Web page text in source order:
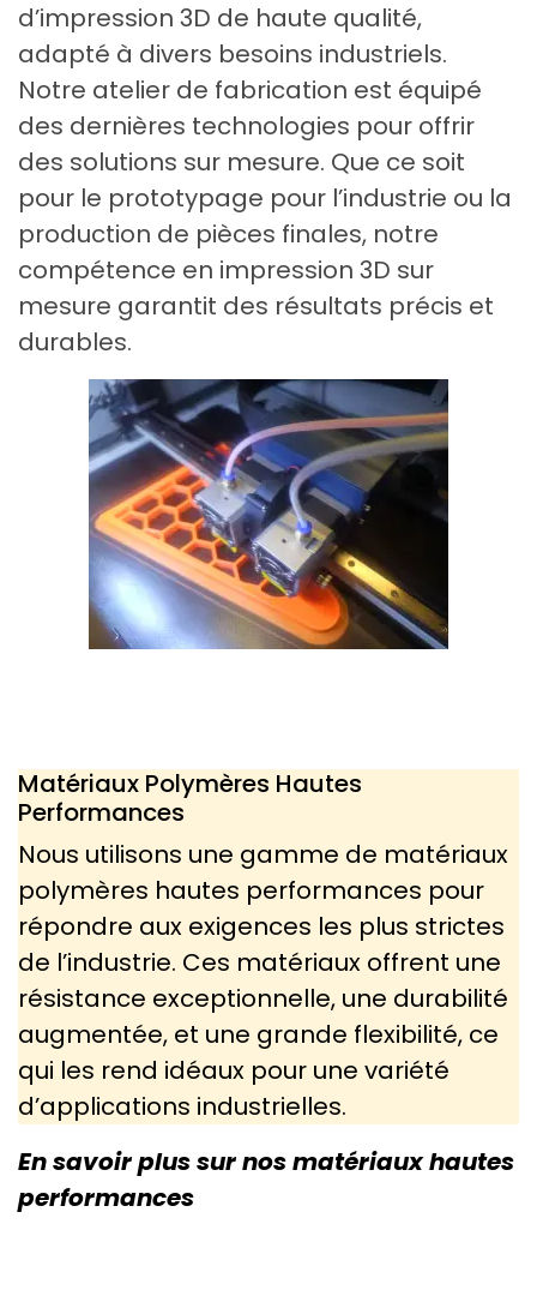
d’impression 3D de haute qualité,
adapté à divers besoins industriels.
Notre atelier de fabrication est équipé
des dernières technologies pour offrir
des solutions sur mesure. Que ce soit
pour le prototypage pour l’industrie ou la
production de pièces finales, notre
compétence en impression 3D sur
mesure garantit des résultats précis et
durables.
Matériaux Polymères Hautes
Performances
Nous utilisons une gamme de matériaux
polymères hautes performances pour
répondre aux exigences les plus strictes
de l’industrie. Ces matériaux offrent une
résistance exceptionnelle, une durabilité
augmentée, et une grande flexibilité, ce
qui les rend idéaux pour une variété
d’applications industrielles.
En savoir plus sur nos matériaux hautes
performances